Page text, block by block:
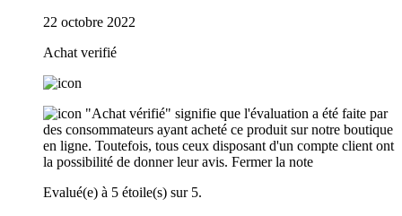
22 octobre 2022
Achat verifié
"Achat vérifié" signifie que l'évaluation a été faite par
des consommateurs ayant acheté ce produit sur notre boutique
en ligne. Toutefois, tous ceux disposant d'un compte client ont
la possibilité de donner leur avis. Fermer la note
Evalué(e) à 5 étoile(s) sur 5.